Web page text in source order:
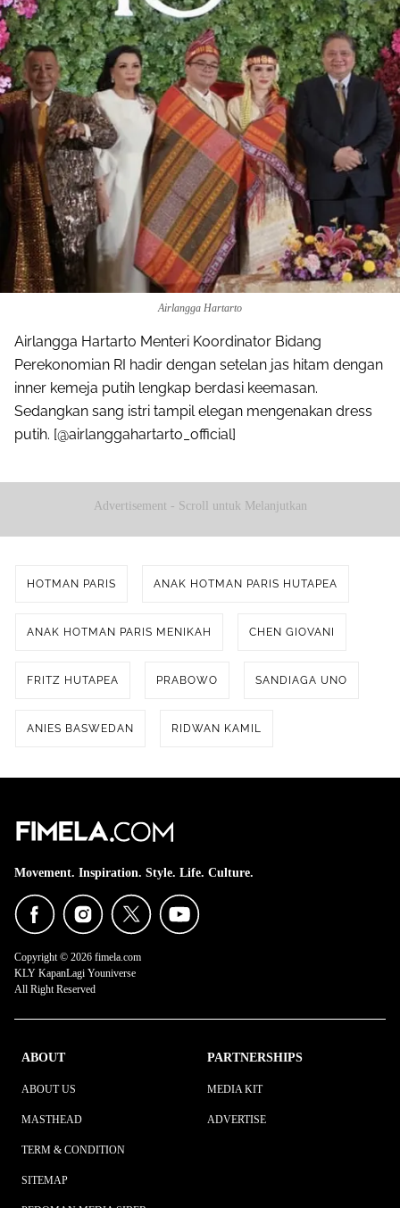
Airlangga Hartarto
Airlangga Hartarto Menteri Koordinator Bidang
Perekonomian RI hadir dengan setelan jas hitam dengan
inner kemeja putih lengkap berdasi keemasan.
Sedangkan sang istri tampil elegan mengenakan dress
putih. [@airlanggahartarto_official]
Advertisement - Scroll untuk Melanjutkan
HOTMAN PARIS ANAK HOTMAN PARIS HUTAPEA
ANAK HOTMAN PARIS MENIKAH CHEN GIOVANI
FRITZ HUTAPEA PRABOWO SANDIAGA UNO
ANIES BASWEDAN RIDWAN KAMIL
Movement. Inspiration. Style. Life. Culture.
Copyright © 2026 fimela.com
KLY KapanLagi Youniverse
All Right Reserved
ABOUT
ABOUT US
MASTHEAD
TERM & CONDITION
SITEMAP
PARTNERSHIPS
MEDIA KIT
ADVERTISE